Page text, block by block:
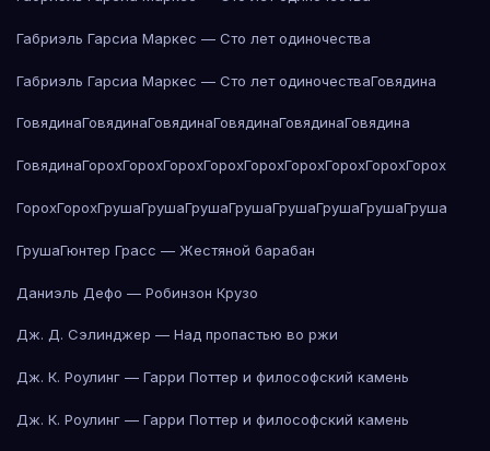
Габриэль Гарсиа Маркес — Сто лет одиночества
Габриэль Гарсиа Маркес — Сто лет одиночестваГовядина
ГовядинаГовядинаГовядинаГовядинаГовядинаГовядина
ГовядинаГорохГорохГорохГорохГорохГорохГорохГорохГорох
ГорохГорохГрушаГрушаГрушаГрушаГрушаГрушаГрушаГруша
ГрушаГюнтер Грасс — Жестяной барабан
Даниэль Дефо — Робинзон Крузо
Дж. Д. Сэлинджер — Над пропастью во ржи
Дж. К. Роулинг — Гарри Поттер и философский камень
Дж. К. Роулинг — Гарри Поттер и философский камень